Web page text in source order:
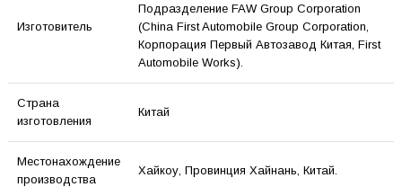
Изготовитель
Подразделение FAW Group Corporation
(China First Automobile Group Corporation,
Корпорация Первый Автозавод Китая, First
Automobile Works).
Страна
изготовления
Китай
Местонахождение
производства
Хайкоу, Провинция Хайнань, Китай.